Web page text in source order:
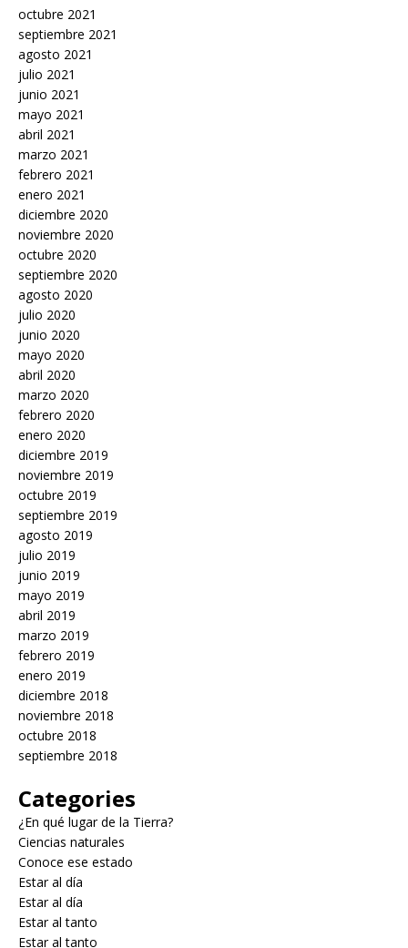
octubre 2021
septiembre 2021
agosto 2021
julio 2021
junio 2021
mayo 2021
abril 2021
marzo 2021
febrero 2021
enero 2021
diciembre 2020
noviembre 2020
octubre 2020
septiembre 2020
agosto 2020
julio 2020
junio 2020
mayo 2020
abril 2020
marzo 2020
febrero 2020
enero 2020
diciembre 2019
noviembre 2019
octubre 2019
septiembre 2019
agosto 2019
julio 2019
junio 2019
mayo 2019
abril 2019
marzo 2019
febrero 2019
enero 2019
diciembre 2018
noviembre 2018
octubre 2018
septiembre 2018
Categories
¿En qué lugar de la Tierra?
Ciencias naturales
Conoce ese estado
Estar al día
Estar al día
Estar al tanto
Estar al tanto